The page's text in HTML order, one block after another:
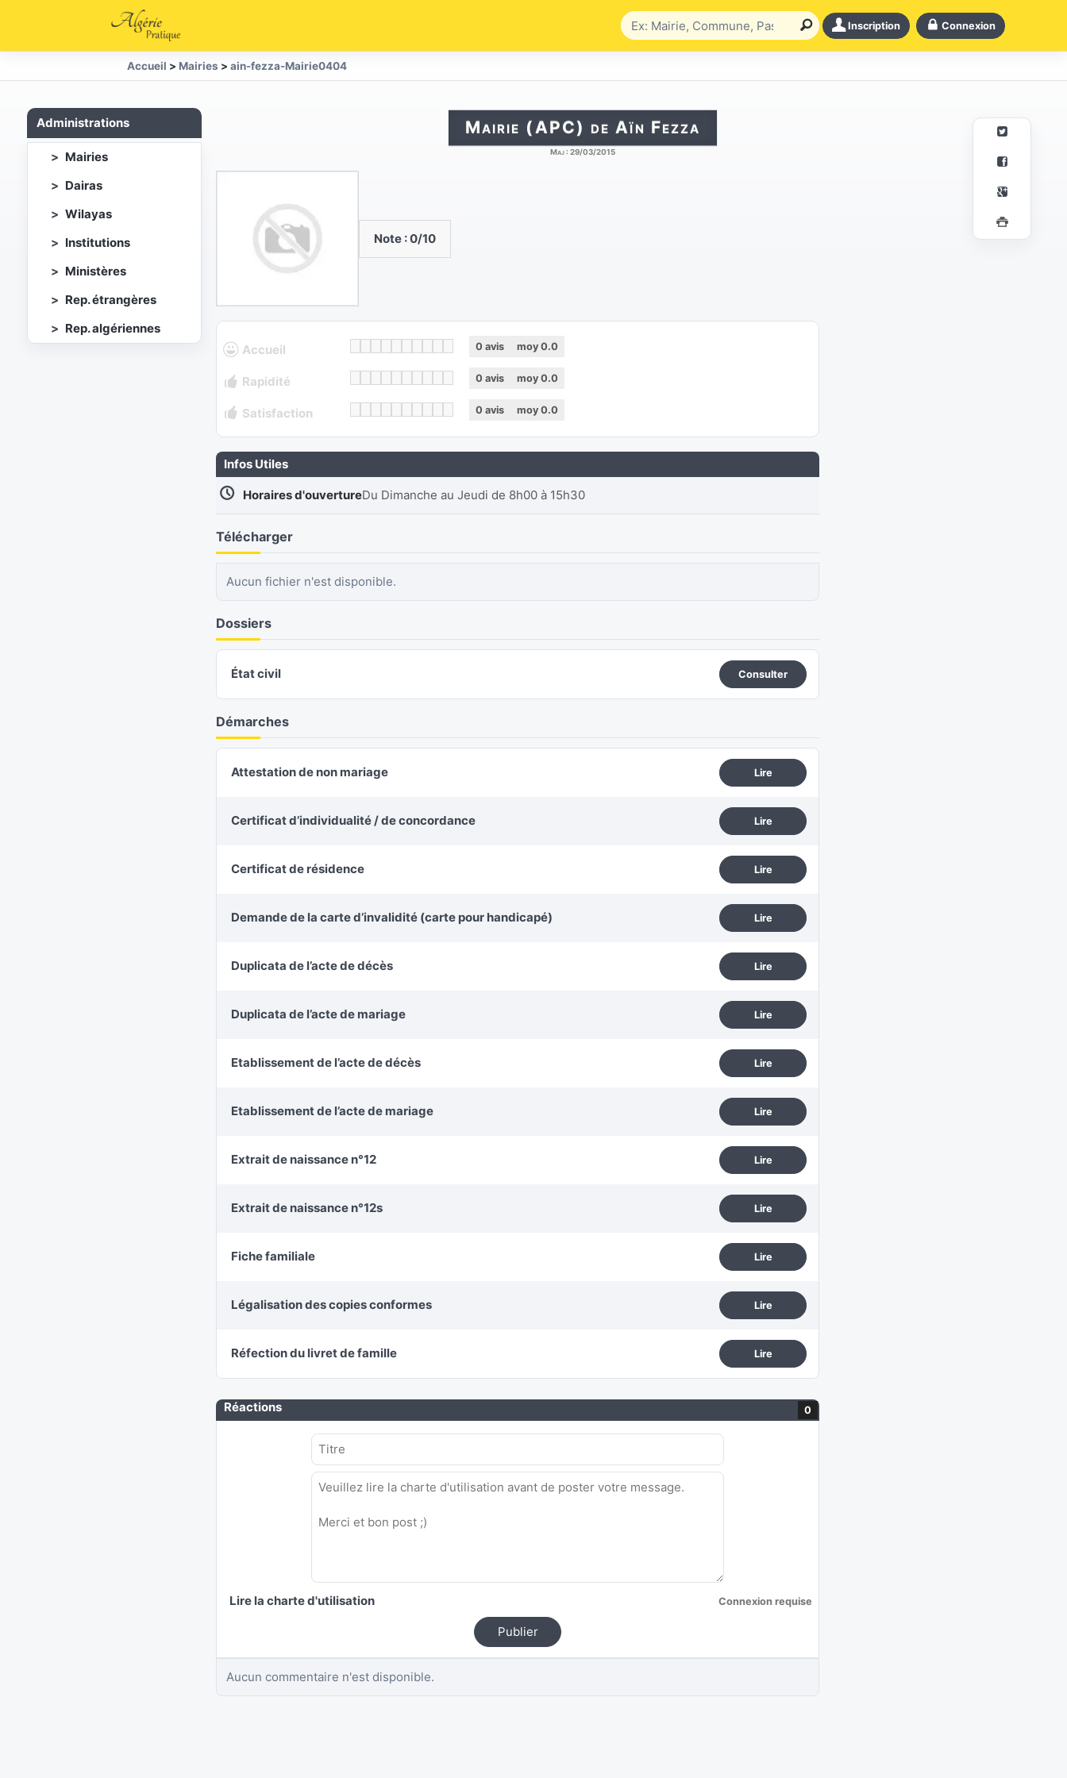
Inscription Connexion
Accueil > Mairies > ain-fezza-Mairie0404
Administrations
Mairies
Dairas
Wilayas
Institutions
Ministères
Rep. étrangères
Rep. algériennes
Mairie (APC) de Aïn Fezza
Maj : 29/03/2015
Note :0/10
Accueil 0 avis moy 0.0
Rapidité 0 avis moy 0.0
Satisfaction 0 avis moy 0.0
Infos Utiles
Horaires d'ouvertureDu Dimanche au Jeudi de 8h00 à 15h30
Télécharger
Aucun fichier n'est disponible.
Dossiers
État civil Consulter
Démarches
Attestation de non mariage Lire
Certificat d’individualité / de concordance Lire
Certificat de résidence Lire
Demande de la carte d’invalidité (carte pour handicapé) Lire
Duplicata de l’acte de décès Lire
Duplicata de l’acte de mariage Lire
Etablissement de l’acte de décès Lire
Etablissement de l’acte de mariage Lire
Extrait de naissance n°12 Lire
Extrait de naissance n°12s Lire
Fiche familiale Lire
Légalisation des copies conformes Lire
Réfection du livret de famille Lire
Réactions 0
Lire la charte d'utilisation Connexion requise
Publier
Aucun commentaire n'est disponible.